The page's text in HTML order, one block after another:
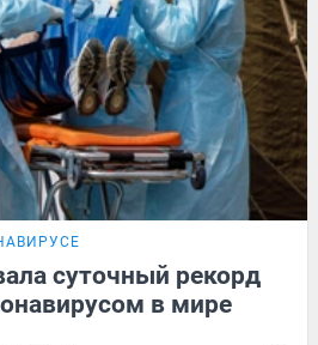
суточный рекорд
в мире